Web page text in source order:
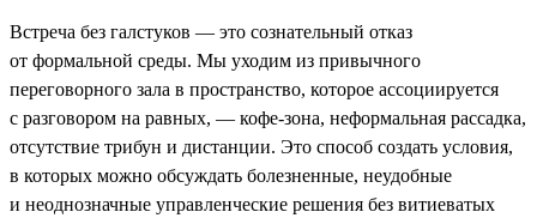
Встреча без галстуков — это сознательный отказ
от формальной среды. Мы уходим из привычного
переговорного зала в пространство, которое ассоциируется
с разговором на равных, — кофе-зона, неформальная рассадка,
отсутствие трибун и дистанции. Это способ создать условия,
в которых можно обсуждать болезненные, неудобные
и неоднозначные управленческие решения без витиеватых